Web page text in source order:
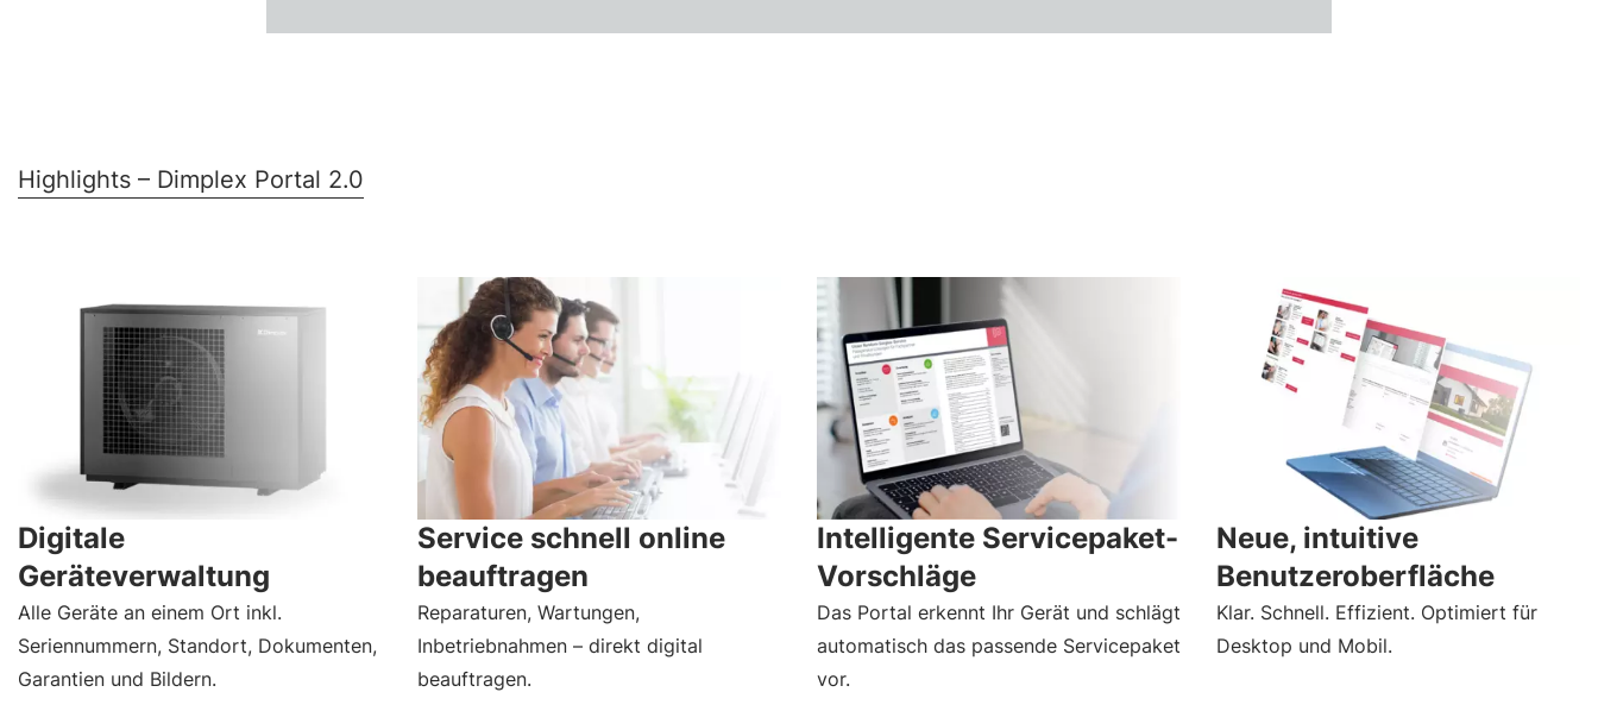
Highlights – Dimplex Portal 2.0
Digitale
Geräteverwaltung
Alle Geräte an einem Ort inkl.
Seriennummern, Standort, Dokumenten,
Garantien und Bildern.
Service schnell online
beauftragen
Reparaturen, Wartungen,
Inbetriebnahmen – direkt digital
beauftragen.
Intelligente Servicepaket-
Vorschläge
Das Portal erkennt Ihr Gerät und schlägt
automatisch das passende Servicepaket
vor.
Neue, intuitive
Benutzeroberfläche
Klar. Schnell. Effizient. Optimiert für
Desktop und Mobil.